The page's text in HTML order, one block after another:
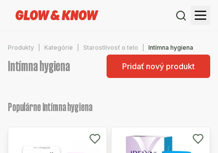
Produkty Kategórie Starostlivosť o telo Intímna hygiena
Intímna hygiena Pridať nový produkt
Populárne Intímna hygiena